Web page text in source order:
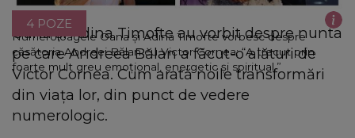
Numeroloagele Oana și Adina Timofte vorbesc despre
căsătoria Andreei Bălan cu Victor Cornea: “A trecut prin
foarte mult greu emoțional, energetic și spiritual.”
4 POZE
Oana și Adina Timofte au vorbit despre nunta
pe care Andreea Bălan a făcut-o alături de
Victor Cornea. Cum arată noile transformări
din viața lor, din punct de vedere
numerologic.